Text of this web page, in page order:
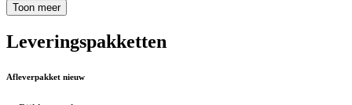
Toon meer
Leveringspakketten
Afleverpakket nieuw